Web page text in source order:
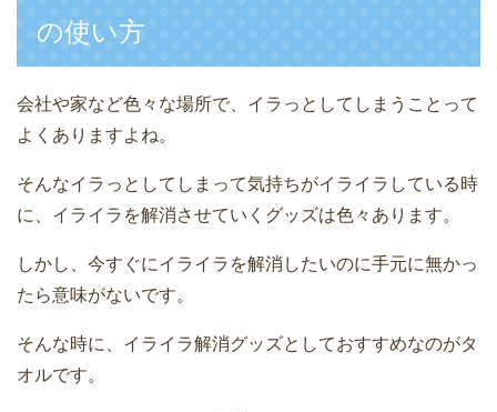
の使い方
会社や家など色々な場所で、イラっとしてしまうことって
よくありますよね。
そんなイラっとしてしまって気持ちがイライラしている時
に、イライラを解消させていくグッズは色々あります。
しかし、今すぐにイライラを解消したいのに手元に無かっ
たら意味がないです。
そんな時に、イライラ解消グッズとしておすすめなのがタ
オルです。